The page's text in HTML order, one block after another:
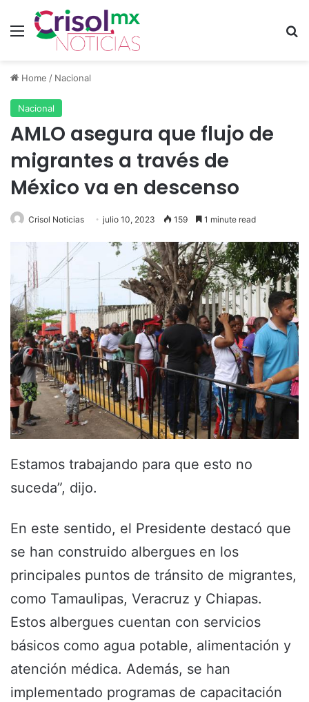
Menu
Home / Nacional
Nacional
AMLO asegura que flujo de
migrantes a través de
México va en descenso
Crisol Noticias julio 10, 2023 159 1 minute read
Estamos trabajando para que esto no
suceda”, dijo.
En este sentido, el Presidente destacó que
se han construido albergues en los
principales puntos de tránsito de migrantes,
como Tamaulipas, Veracruz y Chiapas.
Estos albergues cuentan con servicios
básicos como agua potable, alimentación y
atención médica. Además, se han
implementado programas de capacitación